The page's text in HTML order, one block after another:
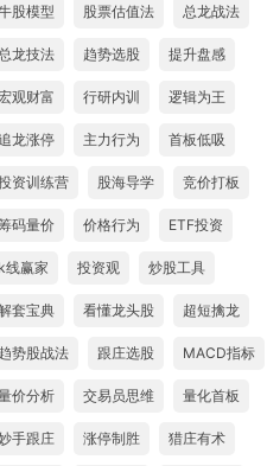
股模型 股票估值法 总龙战法
总龙技法 趋势选股 提升盘感
宏观财富 行研内训 逻辑为王
龙涨停 主力行为 首板低吸
资训练营 股海导学 竞价打板
码量价 价格行为 ETF投资
k线赢家 投资观 炒股工具
套宝典 看懂龙头股 超短擒龙
趋势股战法 跟庄选股 MACD指标
价分析 交易员思维 量化首板
手跟庄 涨停制胜 猎庄有术